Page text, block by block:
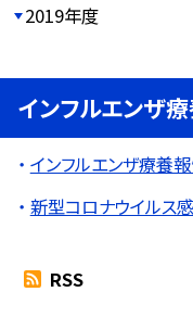
2019年度
インフルエンザ
インフルエンザ療養
新型コロナウイルス
RSS